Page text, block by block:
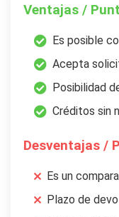
Ventajas /
Es posible
Acepta
Posibilidad
Créditos sin
Desventajas /
Es un
Plazo de